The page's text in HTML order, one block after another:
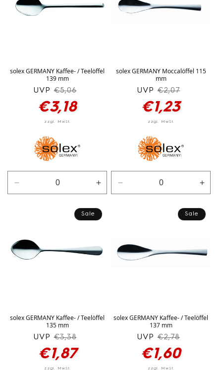
solex GERMANY Kaffee- / Teelöffel
139 mm
Normaler
Preis
UVP €5,06
Verkaufspreis
€3,18
Verringere
die
Erhöhe
die
Menge
für
solex GERMANY Moccalöffel 115
mm
Normaler
Preis
UVP €2,07
Verkaufspreis
€1,23
Verringere
die
die
für
Sale
solex GERMANY Kaffee- / Teelöffel
135 mm
Normaler
Preis
UVP €3,38
Verkaufspreis
€1,87
Sale
solex GERMANY Kaffee- / Teelöffel
137 mm
Normaler
Preis
UVP €2,78
Verkaufspreis
€1,60